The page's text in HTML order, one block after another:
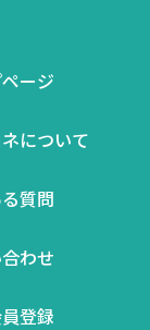
ージ
について
質問
わせ
登録